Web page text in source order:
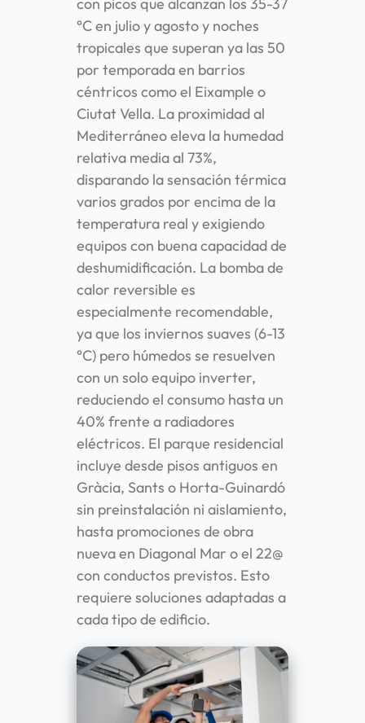
°C en julio y agosto y noches
tropicales que superan ya las 50
por temporada en barrios
céntricos como el Eixample o
Ciutat Vella. La proximidad al
Mediterráneo eleva la humedad
relativa media al 73%,
disparando la sensación térmica
varios grados por encima de la
temperatura real y exigiendo
equipos con buena capacidad de
deshumidificación. La bomba de
calor reversible es
especialmente recomendable,
ya que los inviernos suaves (6-13
°C) pero húmedos se resuelven
con un solo equipo inverter,
reduciendo el consumo hasta un
40% frente a radiadores
eléctricos. El parque residencial
incluye desde pisos antiguos en
Gràcia, Sants o Horta-Guinardó
sin preinstalación ni aislamiento,
hasta promociones de obra
nueva en Diagonal Mar o el 22@
con conductos previstos. Esto
requiere soluciones adaptadas a
cada tipo de edificio.